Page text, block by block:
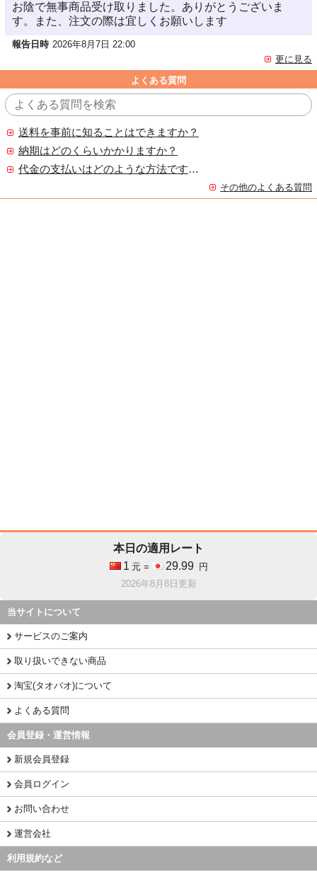
お陰で無事商品受け取りました。ありがとうございま
す。また、注文の際は宜しくお願いします
報告日時 2026年8月7日 22:00
更に見る
よくある質問
送料を事前に知ることはできますか？
納期はどのくらいかかりますか？
代金の支払いはどのような方法ですか？
その他のよくある質問
本日の適用レート
1 元 = 29.99
円
2026年8月8日更新
当サイトについて
サービスのご案内
取り扱いできない商品
淘宝(タオバオ)について
よくある質問
会員登録・運営情報
新規会員登録
会員ログイン
お問い合わせ
運営会社
利用規約など